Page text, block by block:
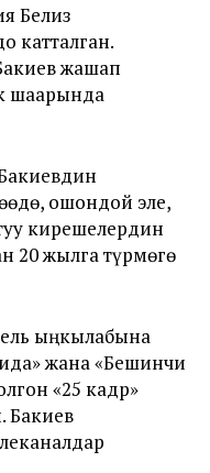
Белиз
катталган.
жашап
шаарында
ошондой эле,
кирешелердин
20 жылга түрмөгө
ыңкылабына
жана «Бешинчи
«25 кадр»
Бакиев